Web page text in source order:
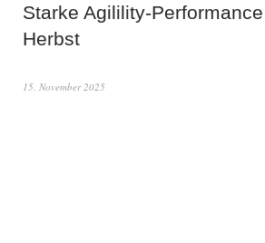
Starke Agilility-
Herbst
15. November 2025